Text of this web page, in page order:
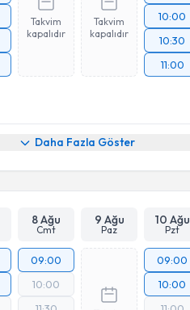
Takvim
kapalıdır
Takvim
kapalıdır
10:00
10:30
11:00
Daha Fazla Göster
8 Ağu
Cmt
9 Ağu
Paz
10 Ağu
Pzt
09:00
10:00
09:00
10:00